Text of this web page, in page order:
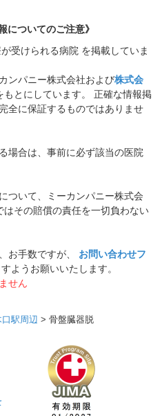
についてのご注意》
受けられる病院 を掲載していま
ンパニー株式会社および株式会
もとにしています。 正確な情報掲
全に保証するものではありませ
場合は、事前に必ず該当の医院
ついて、ミーカンパニー株式会
はその賠償の責任を一切負わない
お手数ですが、 お問い合わせフ
ようお願いいたします。
せん
駅周辺 > 骨盤臓器脱